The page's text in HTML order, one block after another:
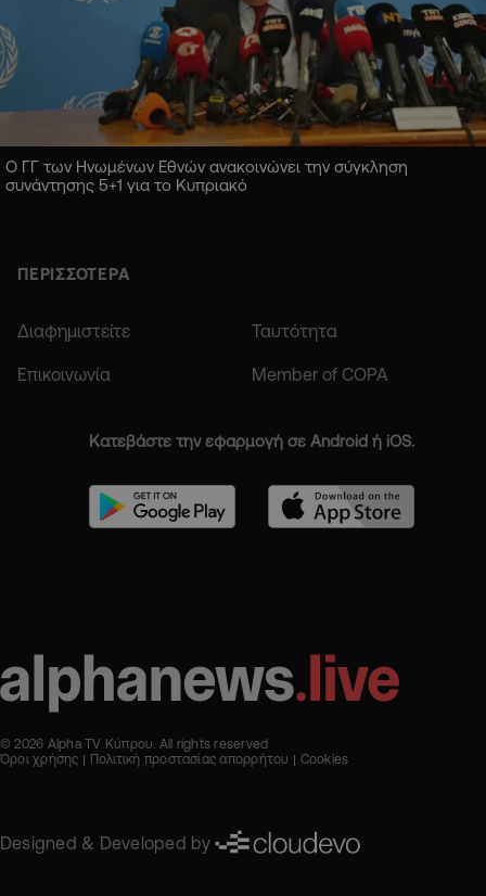
Ο ΓΓ των Ηνωμένων Εθνών ανακοινώνει την σύγκληση
συνάντησης 5+1 για το Κυπριακό
ΠΕΡΙΣΣΟΤΕΡΑ
Διαφημιστείτε Ταυτότητα
Επικοινωνία Member of COPA
Κατεβάστε την εφαρμογή σε Android ή iOS.
© 2026 Alpha TV Κύπρου. All rights reserved
Όροι χρήσης
Πολιτική προστασίας απορρήτου Cookies
Designed & Developed by